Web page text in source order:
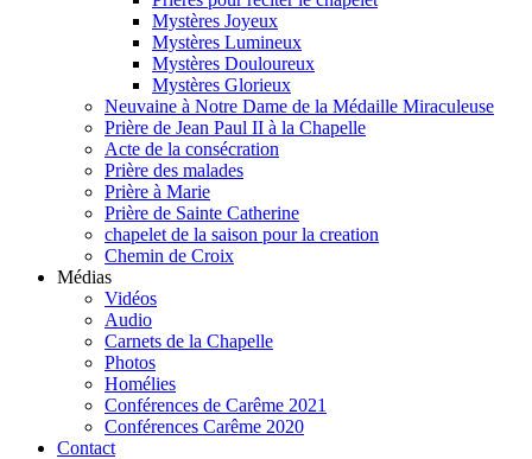
Mystères Joyeux
Mystères Lumineux
Mystères Douloureux
Mystères Glorieux
Neuvaine à Notre Dame de la Médaille Miraculeuse
Prière de Jean Paul II à la Chapelle
Acte de la consécration
Prière des malades
Prière à Marie
Prière de Sainte Catherine
chapelet de la saison pour la creation
Chemin de Croix
Médias
Vidéos
Audio
Carnets de la Chapelle
Photos
Homélies
Conférences de Carême 2021
Conférences Carême 2020
Contact